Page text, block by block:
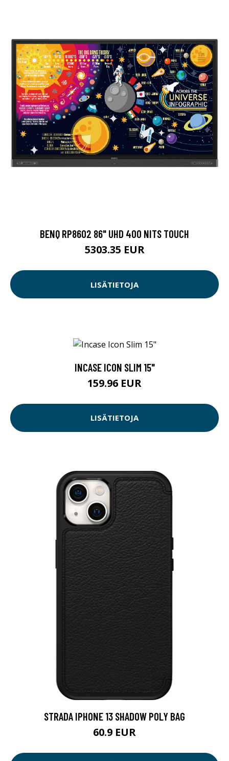
BENQ RP8602 86" UHD 400 NITS TOUCH
5303.35 EUR
LISÄTIETOJA
INCASE ICON SLIM 15"
159.96 EUR
LISÄTIETOJA
STRADA IPHONE 13 SHADOW POLY BAG
60.9 EUR